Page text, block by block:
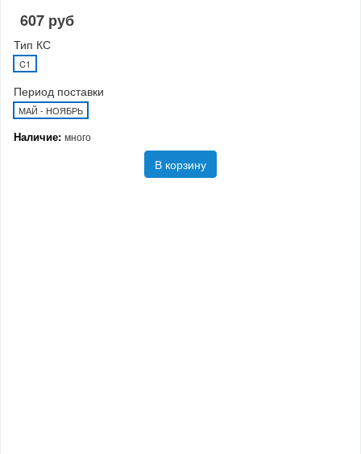
607 руб
Тип КС
C1
Период поставки
МАЙ - НОЯБРЬ
Наличие: много
В корзину